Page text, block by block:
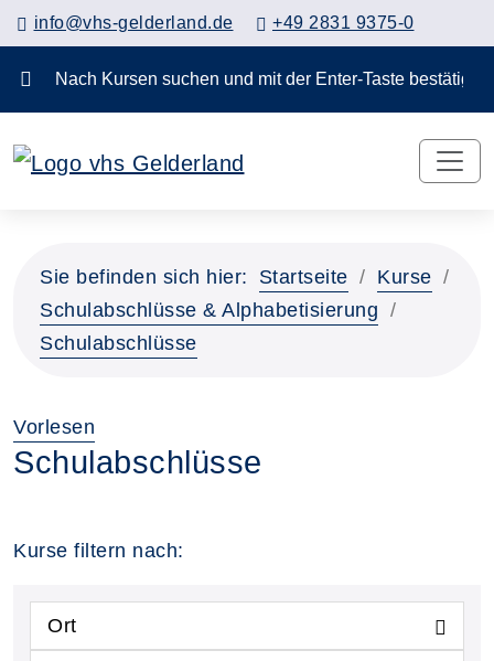
info@vhs-gelderland.de +49 2831 9375-0
Sie befinden sich hier: Startseite
Kurse
Schulabschlüsse & Alphabetisierung
Schulabschlüsse
Vorlesen
Schulabschlüsse
Kurse filtern nach:
Ort